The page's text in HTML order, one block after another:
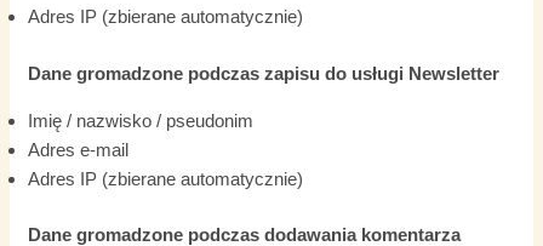
Adres IP (zbierane automatycznie)
Dane gromadzone podczas zapisu do usługi Newsletter
Imię / nazwisko / pseudonim
Adres e-mail
Adres IP (zbierane automatycznie)
Dane gromadzone podczas dodawania komentarza